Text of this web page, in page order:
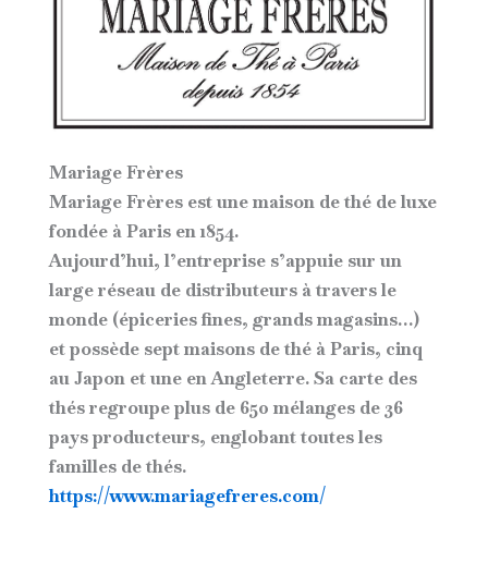
Mariage Frères
Mariage Frères est une maison de thé de luxe
fondée à Paris en 1854.
Aujourd’hui, l’entreprise s’appuie sur un
large réseau de distributeurs à travers le
monde (épiceries fines, grands magasins…)
et possède sept maisons de thé à Paris, cinq
au Japon et une en Angleterre. Sa carte des
thés regroupe plus de 650 mélanges de 36
pays producteurs, englobant toutes les
familles de thés.
https://www.mariagefreres.com/